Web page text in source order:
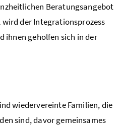
Beratungsangebot
der Integrationsprozess
ihnen geholfen sich in der
wiedervereinte Familien, die
sind, davor gemeinsames